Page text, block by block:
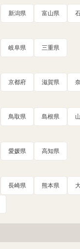
新潟県 富山県
岐阜県 三重県
京都府 滋賀県
鳥取県 島根県
愛媛県 高知県
長崎県 熊本県